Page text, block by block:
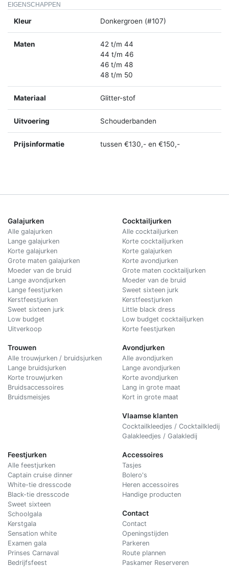
EIGENSCHAPPEN
Kleur Donkergroen (#107)
Maten
42 t/m 44
44 t/m 46
46 t/m 48
48 t/m 50
Materiaal Glitter-stof
Uitvoering Schouderbanden
Prijsinformatie tussen €130,- en €150,-
Galajurken
Alle galajurken
Lange galajurken
Korte galajurken
Grote maten galajurken
Moeder van de bruid
Lange avondjurken
Lange feestjurken
Kerstfeestjurken
Sweet sixteen jurk
Low budget
Uitverkoop
Trouwen
Alle trouwjurken / bruidsjurken
Lange bruidsjurken
Korte trouwjurken
Bruidsaccessoires
Bruidsmeisjes
Cocktailjurken
Alle cocktailjurken
Korte cocktailjurken
Korte galajurken
Korte avondjurken
Grote maten cocktailjurken
Moeder van de bruid
Sweet sixteen jurk
Kerstfeestjurken
Little black dress
Low budget cocktailjurken
Korte feestjurken
Avondjurken
Alle avondjurken
Lange avondjurken
Korte avondjurken
Lang in grote maat
Kort in grote maat
Vlaamse klanten
Cocktailkleedjes / Cocktailkledij
Galakleedjes / Galakledij
Feestjurken
Alle feestjurken
Captain cruise dinner
White-tie dresscode
Black-tie dresscode
Sweet sixteen
Schoolgala
Kerstgala
Sensation white
Examen gala
Prinses Carnaval
Bedrijfsfeest
Accessoires
Tasjes
Bolero's
Heren accessoires
Handige producten
Contact
Contact
Openingstijden
Parkeren
Route plannen
Paskamer Reserveren